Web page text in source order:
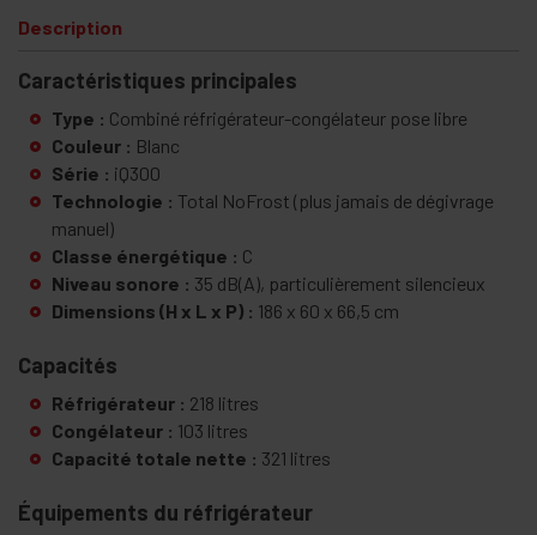
Description
Caractéristiques principales
Type : Combiné réfrigérateur-congélateur pose libre
Couleur : Blanc
Série : iQ300
Technologie : Total NoFrost (plus jamais de dégivrage
manuel)
Classe énergétique : C
Niveau sonore : 35 dB(A), particulièrement silencieux
Dimensions (H x L x P) : 186 x 60 x 66,5 cm
Capacités
Réfrigérateur : 218 litres
Congélateur : 103 litres
Capacité totale nette : 321 litres
Équipements du réfrigérateur